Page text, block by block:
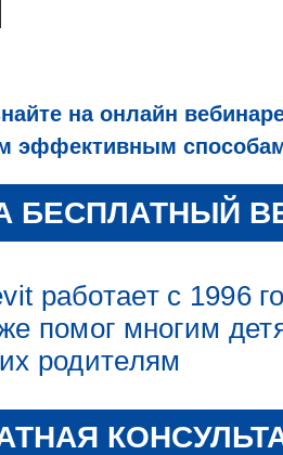
на онлайн
способам
БЕСПЛАТНЫЙ
работает с 1996
помог многим
родителям